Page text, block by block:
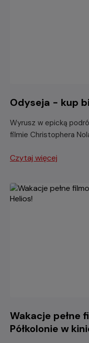
Odyseja - kup
Wyrusz w epicką
filmie Christophera
Czytaj więcej
Wakacje pełne
Półkolonie w